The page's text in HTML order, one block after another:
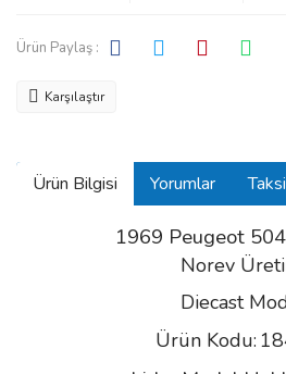
Ürün Paylaş :
Karşılaştır
Ürün Bilgisi Yorumlar
1969 Peugeot
Norev
Diecast
Ürün Kodu: